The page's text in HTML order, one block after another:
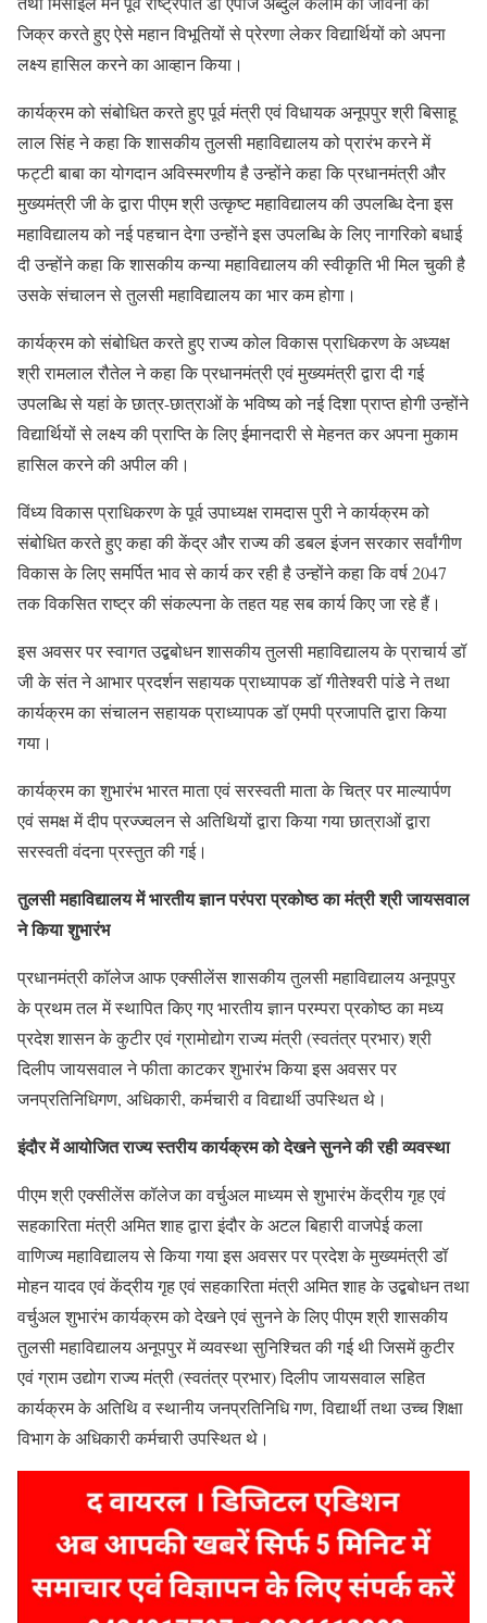
जिक्र करते हुए ऐसे महान विभूतियों से प्रेरणा लेकर विद्यार्थियों को अपना
लक्ष्य हासिल करने का आव्हान किया।
कार्यक्रम को संबोधित करते हुए पूर्व मंत्री एवं विधायक अनूपपुर श्री बिसाहू
लाल सिंह ने कहा कि शासकीय तुलसी महाविद्यालय को प्रारंभ करने में
फट्टी बाबा का योगदान अविस्मरणीय है उन्होंने कहा कि प्रधानमंत्री और
मुख्यमंत्री जी के द्वारा पीएम श्री उत्कृष्ट महाविद्यालय की उपलब्धि देना इस
महाविद्यालय को नई पहचान देगा उन्होंने इस उपलब्धि के लिए नागरिको बधाई
दी उन्होंने कहा कि शासकीय कन्या महाविद्यालय की स्वीकृति भी मिल चुकी है
उसके संचालन से तुलसी महाविद्यालय का भार कम होगा।
कार्यक्रम को संबोधित करते हुए राज्य कोल विकास प्राधिकरण के अध्यक्ष
श्री रामलाल रौतेल ने कहा कि प्रधानमंत्री एवं मुख्यमंत्री द्वारा दी गई
उपलब्धि से यहां के छात्र-छात्राओं के भविष्य को नई दिशा प्राप्त होगी उन्होंने
विद्यार्थियों से लक्ष्य की प्राप्ति के लिए ईमानदारी से मेहनत कर अपना मुकाम
हासिल करने की अपील की।
विंध्य विकास प्राधिकरण के पूर्व उपाध्यक्ष रामदास पुरी ने कार्यक्रम को
संबोधित करते हुए कहा की केंद्र और राज्य की डबल इंजन सरकार सर्वांगीण
विकास के लिए समर्पित भाव से कार्य कर रही है उन्होंने कहा कि वर्ष 2047
तक विकसित राष्ट्र की संकल्पना के तहत यह सब कार्य किए जा रहे हैं।
इस अवसर पर स्वागत उद्बबोधन शासकीय तुलसी महाविद्यालय के प्राचार्य डॉ
जी के संत ने आभार प्रदर्शन सहायक प्राध्यापक डॉ गीतेश्वरी पांडे ने तथा
कार्यक्रम का संचालन सहायक प्राध्यापक डॉ एमपी प्रजापति द्वारा किया
गया।
कार्यक्रम का शुभारंभ भारत माता एवं सरस्वती माता के चित्र पर माल्यार्पण
एवं समक्ष में दीप प्रज्ज्वलन से अतिथियों द्वारा किया गया छात्राओं द्वारा
सरस्वती वंदना प्रस्तुत की गई।
तुलसी महाविद्यालय में भारतीय ज्ञान परंपरा प्रकोष्ठ का मंत्री श्री जायसवाल
ने किया शुभारंभ
प्रधानमंत्री कॉलेज आफ एक्सीलेंस शासकीय तुलसी महाविद्यालय अनूपपुर
के प्रथम तल में स्थापित किए गए भारतीय ज्ञान परम्परा प्रकोष्ठ का मध्य
प्रदेश शासन के कुटीर एवं ग्रामोद्योग राज्य मंत्री (स्वतंत्र प्रभार) श्री
दिलीप जायसवाल ने फीता काटकर शुभारंभ किया इस अवसर पर
जनप्रतिनिधिगण, अधिकारी, कर्मचारी व विद्यार्थी उपस्थित थे।
इंदौर में आयोजित राज्य स्तरीय कार्यक्रम को देखने सुनने की रही व्यवस्था
पीएम श्री एक्सीलेंस कॉलेज का वर्चुअल माध्यम से शुभारंभ केंद्रीय गृह एवं
सहकारिता मंत्री अमित शाह द्वारा इंदौर के अटल बिहारी वाजपेई कला
वाणिज्य महाविद्यालय से किया गया इस अवसर पर प्रदेश के मुख्यमंत्री डॉ
मोहन यादव एवं केंद्रीय गृह एवं सहकारिता मंत्री अमित शाह के उद्बबोधन तथा
वर्चुअल शुभारंभ कार्यक्रम को देखने एवं सुनने के लिए पीएम श्री शासकीय
तुलसी महाविद्यालय अनूपपुर में व्यवस्था सुनिश्चित की गई थी जिसमें कुटीर
एवं ग्राम उद्योग राज्य मंत्री (स्वतंत्र प्रभार) दिलीप जायसवाल सहित
कार्यक्रम के अतिथि व स्थानीय जनप्रतिनिधि गण, विद्यार्थी तथा उच्च शिक्षा
विभाग के अधिकारी कर्मचारी उपस्थित थे।